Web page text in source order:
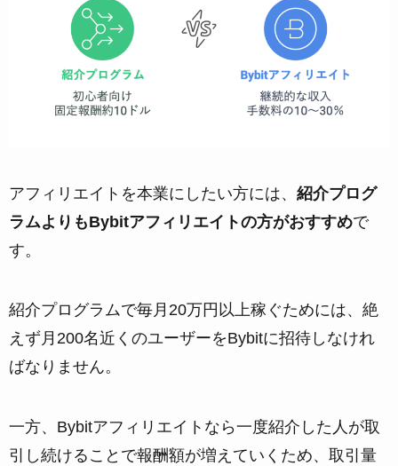
アフィリエイトを本業にしたい方には、 紹介プログ
ラムよりもBybitアフィリエイトの方がおすすめで
す。
紹介プログラムで毎月20万円以上稼ぐためには、絶
えず月200名近くのユーザーをBybitに招待しなけれ
ばなりません。
一方、Bybitアフィリエイトなら一度紹介した人が取
引し続けることで報酬額が増えていくため、取引量